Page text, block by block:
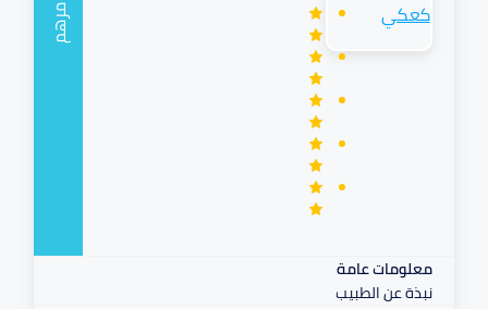
مرهم
معلومات عامة
نبذة عن الطبيب